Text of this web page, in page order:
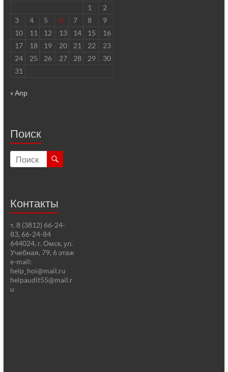
1
2
3
4 5 6 7 8
9
10
11 12 13 14 15
16
17
18 19 20 21 22
23
24
25 26 27 28 29
30
31
« Апр
Поиск
Контакты
т. 8 (3812) 66-24-
83, 66-24-84
644024, г. Омск, ул.
Учебная, 79, 6 этаж
e-mail:
help_hoi@mail.ru
helpaudit55@mail.r
u